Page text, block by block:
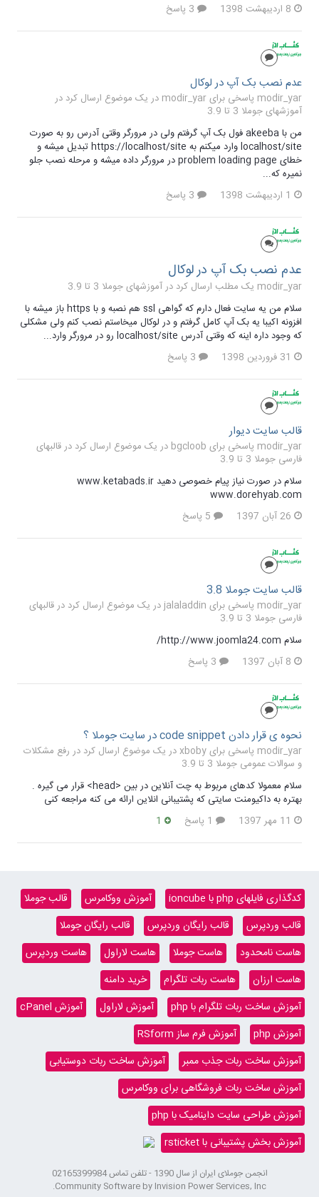
8 اردیبهشت 1398
عدم نصب بک آپ در لوکال
modir_yar پاسخی برای modir_yar در یک موضوع ارسال کرد در
آموزشهای جوملا 3 تا 3.9
من با akeeba فول بک آپ گرفتم ولی در مرورگر وقتی آدرس رو به صورت
localhost/site وارد میکنم به https://localhost/site تبدیل میشه و
خطای problem loading page در مرورگر داده میشه و مرحله نصب جلو
نمیره که...
1 اردیبهشت 1398
عدم نصب بک آپ در لوکال
modir_yar یک مطلب ارسال کرد در
آموزشهای جوملا 3 تا 3.9
سلام من یه سایت فعال دارم که گواهی ssl هم نصبه و با https باز میشه با
افزونه اکیبا یه بک آپ کامل گرفتم و در لوکال میخاستم نصب کنم ولی مشکلی
که وجود داره اینه که وقتی آدرس localhost/site رو در مرورگر وارد...
31 فروردین 1398
قالب سایت دیوار
modir_yar پاسخی برای bgcloob در یک موضوع ارسال کرد در
قالبهای
فارسی جوملا 3 تا 3.9
سلام در صورت نیاز پیام خصوصی دهید www.ketabads.ir
www.dorehyab.com
26 آبان 1397
قالب سایت جوملا 3.8
modir_yar پاسخی برای jalaladdin در یک موضوع ارسال کرد در
قالبهای
فارسی جوملا 3 تا 3.9
سلام http://www.joomla24.com/
8 آبان 1397
نحوه ی قرار دادن code snippet در سایت جوملا ؟
modir_yar پاسخی برای xboby در یک موضوع ارسال کرد در
رفع مشکلات
و سوالات عمومی جوملا 3 تا 3.9
سلام معمولا کدهای مربوط به چت آنلاین در بین <head> قرار می گیره .
بهتره به داکیومنت سایتی که پشتیبانی انلاین ارائه می کنه مراجعه کنی
11 مهر 1397
کدگذاری فایلهای php با ioncube آموزش ووکامرس
قالب جوملا
قالب وردپرس
قالب رایگان وردپرس
قالب رایگان جوملا
هاست نامحدود
هاست جوملا هاست لاراول
هاست وردپرس
هاست ارزان
هاست ربات تلگرام
خرید دامنه
آموزش ساخت ربات تلگرام با php
آموزش لاراول
آموزش cPanel
آموزش php
آموزش فرم ساز RSform
آموزش ساخت ربات جذب ممبر
آموزش ساخت ربات دوستیابی
آموزش ساخت ربات فروشگاهی برای ووکامرس
آموزش طراحی سایت داینامیک با php
آموزش بخش پشتیبانی با rsticket
انجمن جوملای ایران از سال 1390 - تلفن تماس 02165399984
Community Software by Invision Power Services, Inc.